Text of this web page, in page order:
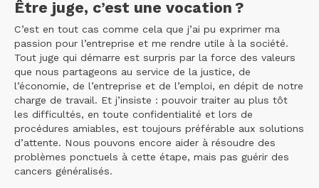
Être juge, c’est une vocation ?
C’est en tout cas comme cela que j’ai pu exprimer ma
passion pour l’entreprise et me rendre utile à la société.
Tout juge qui démarre est surpris par la force des valeurs
que nous partageons au service de la justice, de
l’économie, de l’entreprise et de l’emploi, en dépit de notre
charge de travail. Et j’insiste : pouvoir traiter au plus tôt
les difficultés, en toute confidentialité et lors de
procédures amiables, est toujours préférable aux solutions
d’attente. Nous pouvons encore aider à résoudre des
problèmes ponctuels à cette étape, mais pas guérir des
cancers généralisés.